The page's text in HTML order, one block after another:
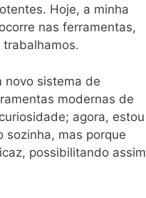
Hoje, a minha
nas ferramentas,
novo sistema de
modernas de
agora, estou
sozinha, mas porque
possibilitando assim